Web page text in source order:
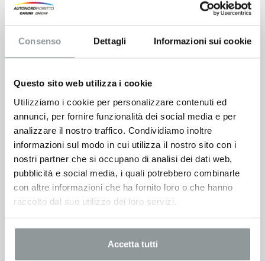
Consenso Dettagli Informazioni sui cookie
Questo sito web utilizza i cookie
Utilizziamo i cookie per personalizzare contenuti ed
annunci, per fornire funzionalità dei social media e per
analizzare il nostro traffico. Condividiamo inoltre
informazioni sul modo in cui utilizza il nostro sito con i
nostri partner che si occupano di analisi dei dati web,
pubblicità e social media, i quali potrebbero combinarle
con altre informazioni che ha fornito loro o che hanno
raccolto dal suo utilizzo dei loro servizi.
Accetta tutti
Prenota un Test Drive